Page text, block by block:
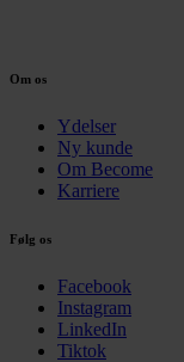
Om os
Ydelser
Ny kunde
Om Become
Karriere
Følg os
Facebook
Instagram
LinkedIn
Tiktok